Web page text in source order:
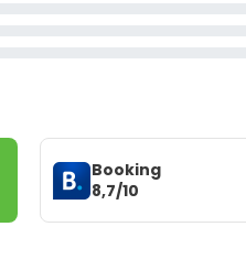
Booking
8,7/10